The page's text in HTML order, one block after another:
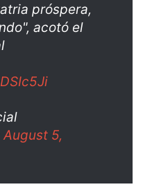
próspera,
acotó el
August 5,